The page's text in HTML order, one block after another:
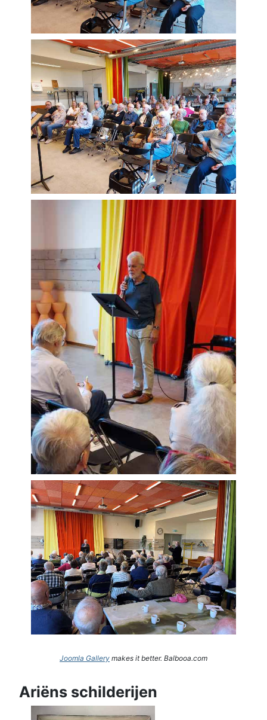
Joomla Gallery makes it better. Balbooa.com
Ariëns schilderijen